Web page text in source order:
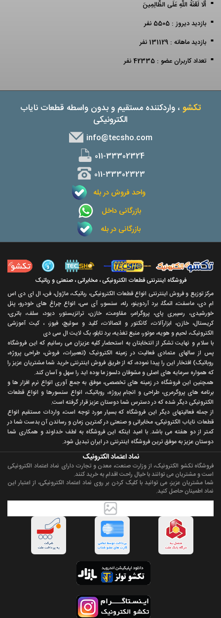
أَلَا لَعْنَةُ اللَّهِ عَلَى الظَّالِمِينَ
بازدید دیروز : 5505 نفر
بازدید ماهانه : 131129 نفر
تعداد کاربران عضو : 42335 نفر
تکشو ، واردکننده مستقیم و بدون واسطه قطعات نایاب
الکترونیکی
info@tecsho.com
011-33302324
011-33302323
واحد فروش در بله
بازرگانی داخل
بازرگانی در بله
فروشگاه اینترنتی قطعات الکترونیکی ، مخابراتی ، صنعتی و رباتیک
مرکز توزیع و فروش اینترنتی انواع قطعات الکترونیکی، رباتیک، ماژول، فن، ال ای دی اس
ام دی، ماسفت، اتمگا، برد آردوینو، رله، سنسور، آی سی، انواع چراغ های خودرو، پنل
خورشیدی، رسپبری پای، پروگرامر، مقاومت، خازن، ترانزیستور، دیود، سلف، باتری،
کریستال، خازن، ابزارآلات، کانکتور و اتصالات، کلید و سوئیچ، فیوز، ، کیت آموزشی
الکترونیک، لحیم و هویه، موتور، منبع تغذیه، برد تابلو، بک لایت ال سی دی
با سلام و نهايت تشکر از انتخابتان به استحضار کليه عزيزان می رسانيم که اين فروشگاه
پس از سالهای متمادی فعاليت در زمينه الکترونيک (تعميرات، فروش، طراحی پروژه،
روباتيک) افتخار اين را پيدا نموده، که از طريق فروش اينترنتی خريد شما مشتريان عزيز را
که همواره سرمايه های اصلی و مشوقان دلسوز ما بوده ايد را سهل و آسان کند.
همچنين اين فروشگاه در زمينه های تخصصی، موفق به جمع آوری انواع نرم افزار ها و
برنامه های پروگرمری، طراحی و انجام پروژه، روباتيک، انواع سنسورها و انواع قطعات
الکترونيکی ديگر شده که در دسترس شما دوستان عزيز قرار گرفته است.
از جمله فعاليتهای ديگر اين فروشگاه که بسيار مورد توجه است، واردات مستقیم انواع
قطعات ناياب الکترونيکی، مخابراتی و صنعتی در کمترين زمان و رساندن آن بدست شما در
کمتر از دو هفته می باشد. با اميد اينکه اين فروشگاه به لطف خداوند و همکاری شما
دوستان عزيز به موفق ترين فروشگاه اینترنتی در ایران تبديل شود.
نماد اعتماد الکترونیک
فروشگاه تکشو الکترونیک، از وزارت صنعت، معدن و تجارت دارای نماد اعتماد الکترونیکی
است و مشتریان می توانند با خیال راحت اقدام به خرید کنند.
شما مشتریان عزیز، می توانید با کلیک کردن بر روی نماد اعتماد الکترونیکی، از اعتبار این
نماد اطمینان حاصل کنید.